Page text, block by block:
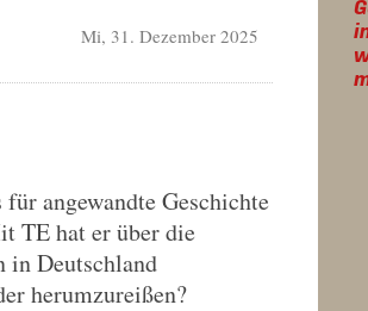
Mi, 31. Dezember 2025
angewandte Geschichte
TE hat er über die
in Deutschland
herumzureißen?